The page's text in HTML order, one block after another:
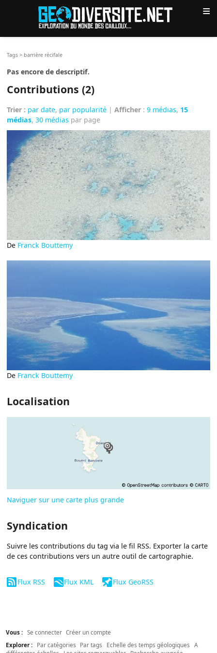
≡
Tags > barrière récifale
Pas encore de descriptif.
Contributions (2)
Trier : par date, par popularité |Afficher :9 médias, 15
médias,30 médias par page
De Franck Bouttemy
De Franck Bouttemy
Localisation
Naviguer sur une carte plus grande
Syndication
Suivre les contributions du tag via le fil RSS. Exporter la carte
de ces contributions vers un autre outil de cartographie.
Flux RSS Flux KML Flux GeoRSS
Vous : Se connecter Créer un compte
Explorer :
Par catégories Par tags Echelle des temps géologiques
A